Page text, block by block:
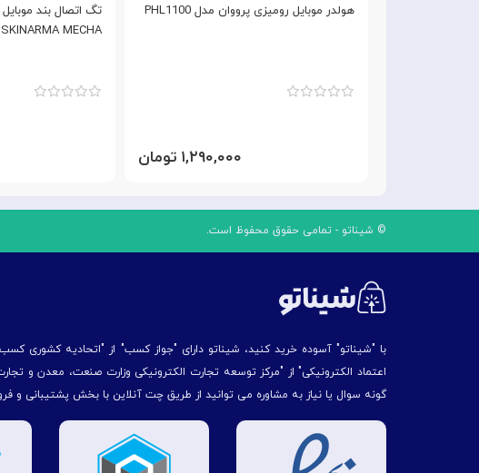
تگ اتصال بند
SKINARMA MECHA
هولدر موبایل رومیزی پرووان مدل PHL1100
۱,۲۹۰,۰۰۰ تومان
© شیناتو - تمامی حقوق محفوظ است.
با "شیناتو" آسوده خرید کنید، شیناتو دارای "جواز کسب" از "اتحادیه کشوری
اعتماد الکترونیکی" از "مركز توسعه تجارت الكترونیكی وزارت صنعت، معدن و
گونه سوال یا نیاز به مشاوره می توانید از طریق چت آنلاین با بخش پشتیبانی و